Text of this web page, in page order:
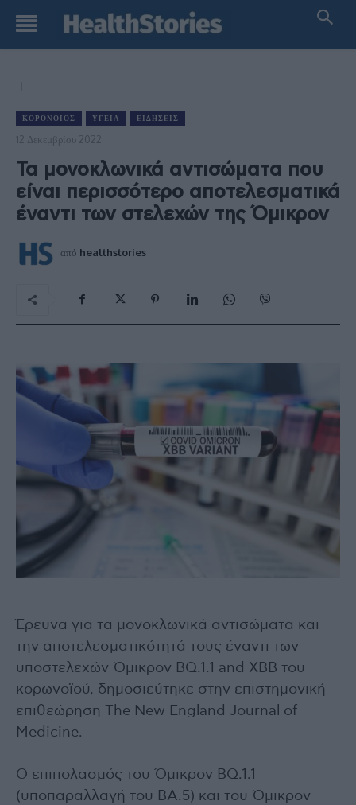
ΚΟΡΟΝΟΙΌΣ ΥΓΕΊΑ ΕΙΔΉΣΕΙΣ
12 Δεκεμβρίου 2022
Τα μονοκλωνικά αντισώματα που
είναι περισσότερο αποτελεσματικά
έναντι των στελεχών της Όμικρον
από healthstories
Έρευνα για τα μονοκλωνικά αντισώματα και
την αποτελεσματικότητά τους έναντι των
υποστελεχών Όμικρον BQ.1.1 and XBB του
κορωνοϊού, δημοσιεύτηκε στην επιστημονική
επιθεώρηση The New England Journal of
Medicine.
Ο επιπολασμός του Όμικρον BQ.1.1
(υποπαραλλαγή του BA.5) και του Όμικρον